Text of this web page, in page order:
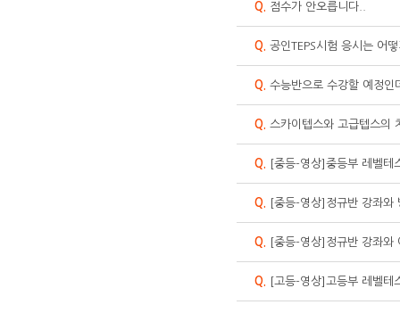
Q. 점수가 안오릅니다..
Q. 공인TEPS시험 응시는 어
Q. 수능반으로 수강할 예정인
Q. 스카이텝스와 고급텝스의
Q. [중등-영상]중등부 레벨테
Q. [중등-영상]정규반 강좌와
Q. [중등-영상]정규반 강좌와
Q. [고등-영상]고등부 레벨테